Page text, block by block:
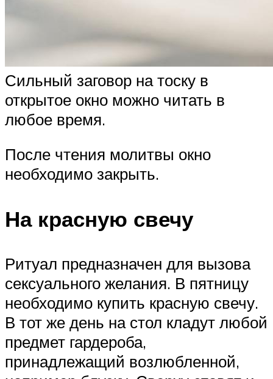
Сильный заговор на тоску в
открытое окно можно читать в
любое время.
После чтения молитвы окно
необходимо закрыть.
На красную свечу
Ритуал предназначен для вызова
сексуального желания. В пятницу
необходимо купить красную свечу.
В тот же день на стол кладут любой
предмет гардероба,
принадлежащий возлюбленной,